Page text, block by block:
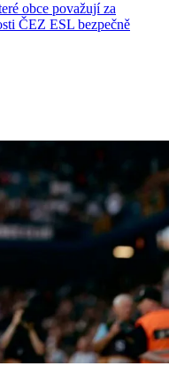
obce považují za
ČEZ ESL bezpečně